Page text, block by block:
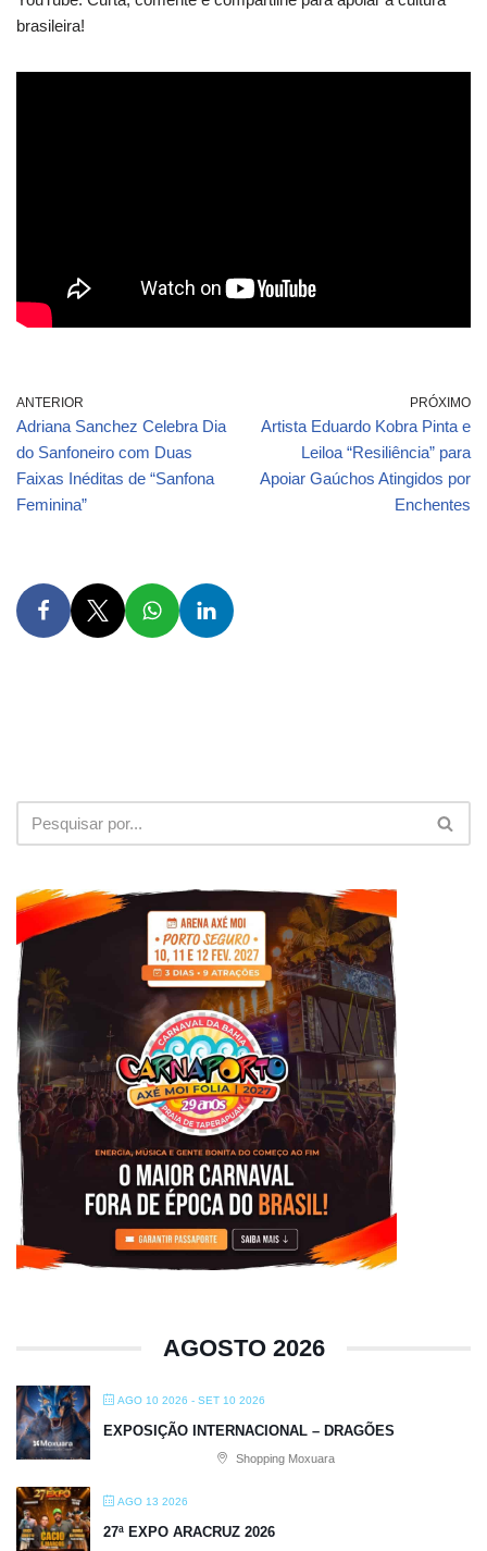
brasileira!
ANTERIOR
Adriana Sanchez Celebra Dia
do Sanfoneiro com Duas
Faixas Inéditas de “Sanfona
Feminina”
PRÓXIMO
Artista Eduardo Kobra Pinta e
Leiloa “Resiliência” para
Apoiar Gaúchos Atingidos por
Enchentes
AGOSTO 2026
AGO 10 2026 - SET 10 2026
EXPOSIÇÃO INTERNACIONAL – DRAGÕES
Shopping Moxuara
AGO 13 2026
27ª EXPO ARACRUZ 2026